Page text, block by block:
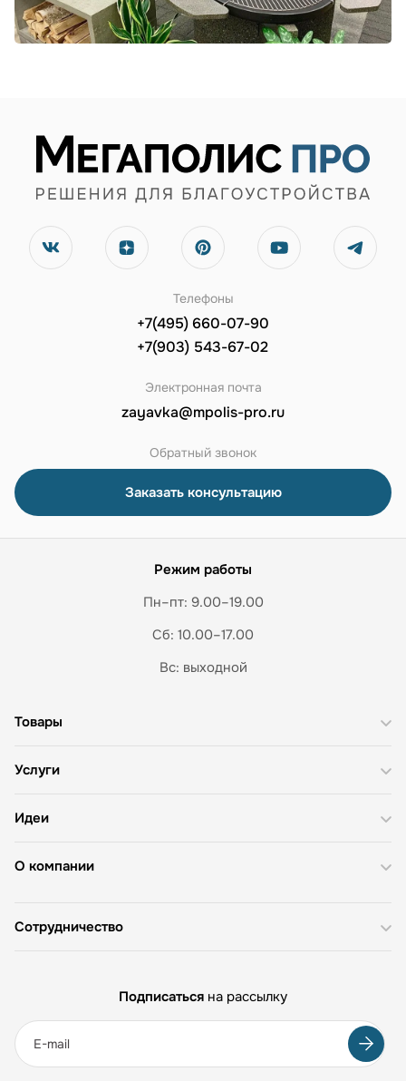
Телефоны
+7(495) 660-07-90
+7(903) 543-67-02
Электронная почта
zayavka@mpolis-pro.ru
Обратный звонок
Заказать консультацию
Режим работы
Пн–пт: 9.00–19.00
Сб: 10.00–17.00
Вс: выходной
О компании
Товары
Услуги
Идеи
Сотрудничество
Подписаться на рассылку